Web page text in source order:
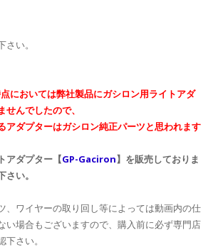
い。
においては弊社製品にガシロン用ライトアダ
んでしたので、
アダプターはガシロン純正パーツと思われます
アダプター【GP-Gaciron】を販売しておりま
い。
、ワイヤーの取り回し等によっては動画内の仕
い場合もございますので、購入前に必ず専門店
さい。